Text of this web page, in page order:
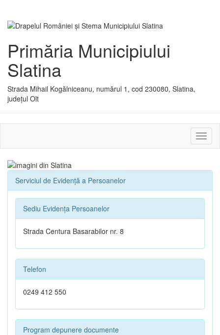
Primăria Municipiului
Slatina
Strada Mihail Kogălniceanu, numărul 1, cod 230080, Slatina,
județul Olt
sau
Serviciul de Evidenţă a Persoanelor
Sediu Evidența Persoanelor
Strada Centura Basarabilor nr. 8
Telefon
0249 412 550
Program depunere documente